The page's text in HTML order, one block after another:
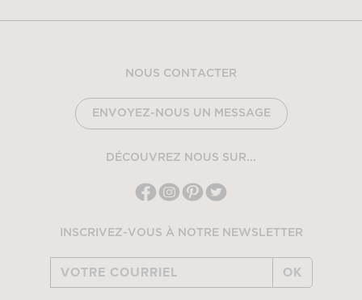
NOUS CONTACTER
ENVOYEZ-NOUS UN MESSAGE
DÉCOUVREZ NOUS SUR...
INSCRIVEZ-VOUS À NOTRE NEWSLETTER
OK